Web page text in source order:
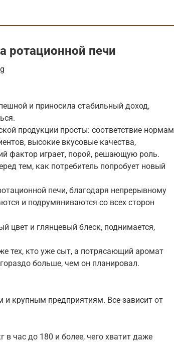
ротационной печи
и приносила стабильный доход,
продукции просты: соответствие нормам
высокие вкусовые качества,
фактор играет, порой, решающую роль.
тем, как потребитель попробует новый
печи, благодаря непрерывному
и подрумяниваются со всех сторон
цвет и глянцевый блеск, поднимается,
тех, кто уже сыт, а потрясающий аромат
больше, чем он планировал.
крупным предприятиям. Все зависит от
в час до 180 и более, чего хватит даже